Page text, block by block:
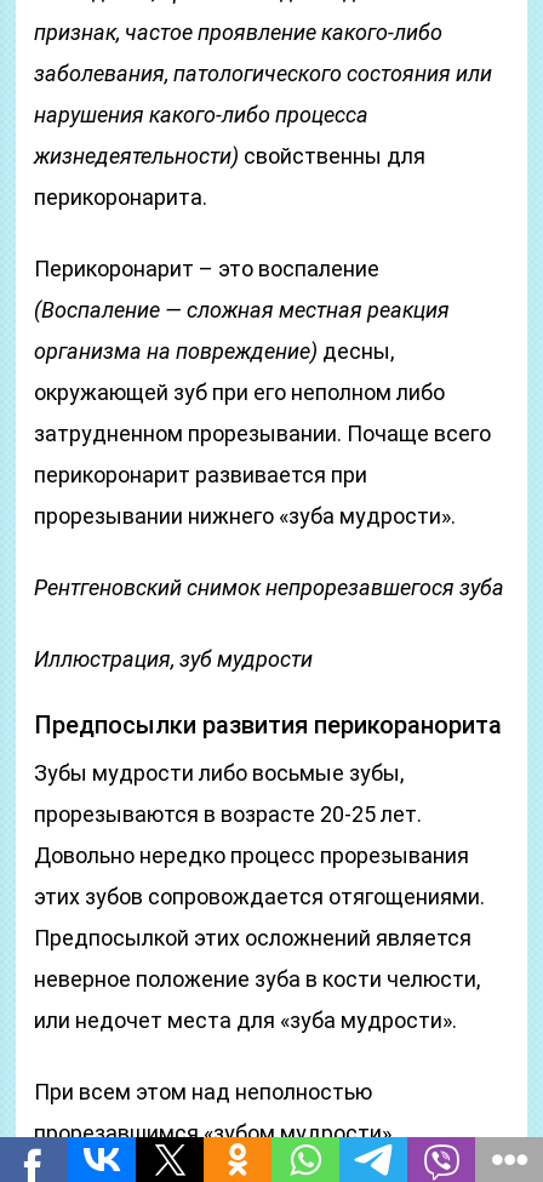
признак, частое проявление какого-либо
заболевания, патологического состояния или
нарушения какого-либо процесса
жизнедеятельности) свойственны для
перикоронарита.
Перикоронарит – это воспаление
(Воспаление — сложная местная реакция
организма на повреждение) десны,
окружающей зуб при его неполном либо
затрудненном прорезывании. Почаще всего
перикоронарит развивается при
прорезывании нижнего «зуба мудрости».
Рентгеновский снимок непрорезавшегося зуба
Иллюстрация, зуб мудрости
Предпосылки развития перикоранорита
Зубы мудрости либо восьмые зубы,
прорезываются в возрасте 20-25 лет.
Довольно нередко процесс прорезывания
этих зубов сопровождается отягощениями.
Предпосылкой этих осложнений является
неверное положение зуба в кости челюсти,
или недочет места для «зуба мудрости».
При всем этом над неполностью
прорезавшимся «зубом мудрости»
появляется так именуемый «капюшон».